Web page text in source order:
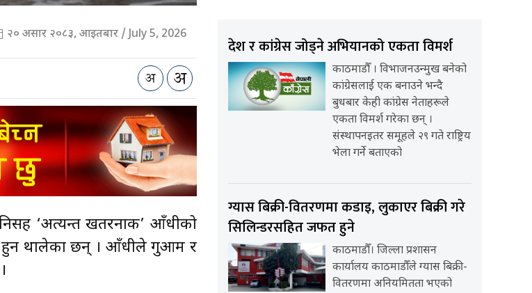
२० असार २०८३, आइतबार / July 5, 2026
‘अत्यन्त खतरनाक’ आँधीको
हुन थालेका छन् । आँधीले गुआम र
देश र कांग्रेस जोड्ने अभियानको एकता विमर्श
काठमाडौँ । विभाजनउन्मुख बनेको
कांग्रेसलाई एक बनाउने भन्दै
बुधबार केही कांग्रेस नेताहरूले
एकता विमर्श गरेका छन् ।
संस्थापनइतर समूहले २९ गते राष्ट्रिय
भेला गर्ने बताएको
ग्यास बिक्री-वितरणमा कडाइ, लुकाएर बिक्री गरे
सिलिन्डरसहित जफत हुने
काठमाडौँ। जिल्ला प्रशासन
कार्यालय काठमाडौँले ग्यास बिक्री-
वितरणमा अनियमितता भएको